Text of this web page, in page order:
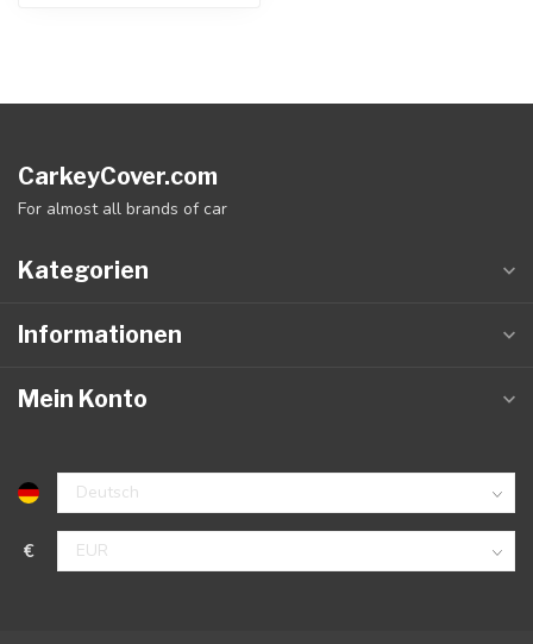
CarkeyCover.com
For almost all brands of car
Kategorien
Informationen
Mein Konto
€